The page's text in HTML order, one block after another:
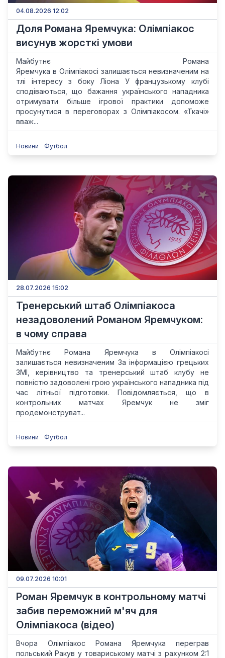
04.08.2026 12:02
Доля Романа Яремчука: Олімпіакос
висунув жорсткі умови
Майбутнє Романа
Яремчука в Олімпіакосі залишається невизначеним на
тлі інтересу з боку Ліона У французькому клубі
сподіваються, що бажання українського нападника
отримувати більше ігрової практики допоможе
просунутися в переговорах з Олімпіакосом. «Ткачі»
вваж...
Новини Футбол
28.07.2026 15:02
Тренерський штаб Олімпіакоса
незадоволений Романом Яремчуком:
в чому справа
Майбутнє Романа Яремчука в Олімпіакосі
залишається невизначеним За інформацією грецьких
ЗМІ, керівництво та тренерський штаб клубу не
повністю задоволені грою українського нападника під
час літньої підготовки. Повідомляється, що в
контрольних матчах Яремчук не зміг
продемонструват...
Новини Футбол
09.07.2026 10:01
Роман Яремчук в контрольному матчі
забив переможний м'яч для
Олімпіакоса (відео)
Вчора Олімпіакос Романа Яремчука переграв
польський Ракув у товариському матчі з рахунком 2:1